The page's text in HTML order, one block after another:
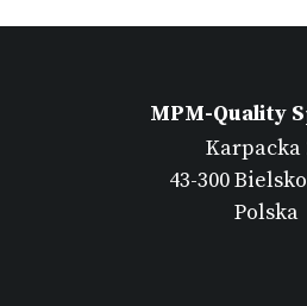
MPM-Quality
Karpacka
43-300
Polska